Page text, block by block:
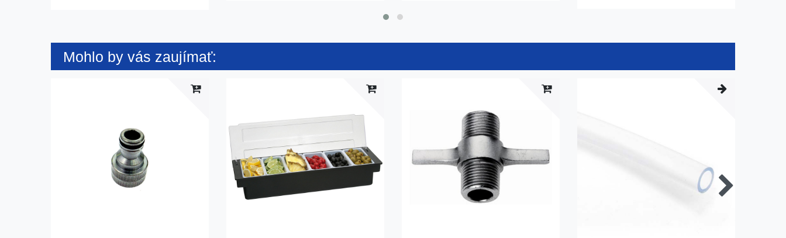
Mohlo by vás zaujímať: